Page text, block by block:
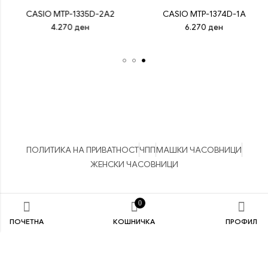
CASIO MTP-1335D-2A2
4.270ден
CASIO MTP-1374D-1A
6.270 ден
ПОЛИТИКА НА ПРИВАТНОСТЧППМАШКИ ЧАСОВНИЦИ
ЖЕНСКИ ЧАСОВНИЦИ
Боно Часовници © 2026 Сите права задржани. Изработено од
ПОЧЕТНА
0
КОШНИЧКА ПРОФИЛ